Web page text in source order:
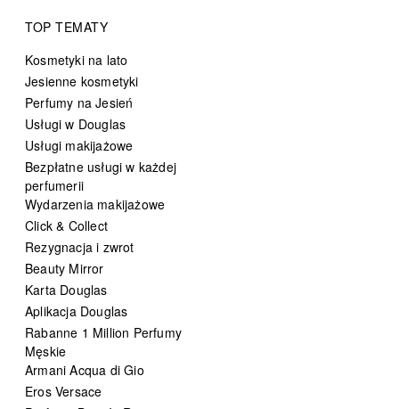
TOP TEMATY
Kosmetyki na lato
Jesienne kosmetyki
Perfumy na Jesień
Usługi w Douglas
Usługi makijażowe
Bezpłatne usługi w każdej
perfumerii
Wydarzenia makijażowe
Click & Collect
Rezygnacja i zwrot
Beauty Mirror
Karta Douglas
Aplikacja Douglas
Rabanne 1 Million Perfumy
Męskie
Armani Acqua di Gio
Eros Versace